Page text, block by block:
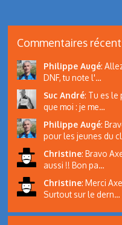
Commentaires
Philippe Augé:
DNF, tu note l'…
Suc André: Tu es le
que moi : je me…
Philippe Augé:
pour les jeunes du
Christine: Bravo
aussi !! Bon pa…
Christine: Merci
Surtout sur le dern…